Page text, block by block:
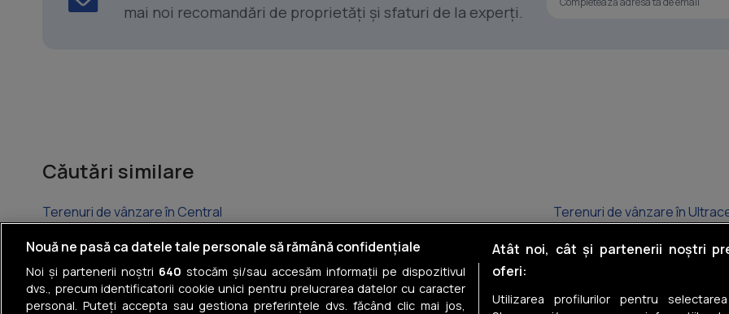
mai noi recomandări de proprietăți și sfaturi de la experți.
Căutări similare
Terenuri de vânzare în Central
Terenuri de vânzare în
Terenuri de vânzare în Centrul Civic
Terenuri de vânzare în
Terenuri de vânzare în Romană
Nouă ne pasă ca datele tale personale să rămână confidențiale
Noi și partenerii noștri 640 stocăm și/sau accesăm informații pe dispozitivul
dvs., precum identificatorii cookie unici pentru prelucrarea datelor cu caracter
personal. Puteți accepta sau gestiona preferințele dvs. făcând clic mai jos,
Atât noi, cât și partenerii noștri
oferi:
Utilizarea profilurilor pentru